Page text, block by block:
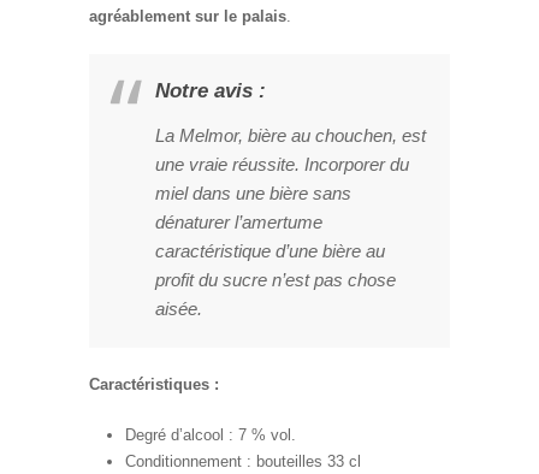
agréablement sur le palais.
Notre avis :
La Melmor, bière au chouchen, est
une vraie réussite. Incorporer du
miel dans une bière sans
dénaturer l’amertume
caractéristique d’une bière au
profit du sucre n’est pas chose
aisée.
Caractéristiques :
Degré d’alcool : 7 % vol.
Conditionnement : bouteilles 33 cl